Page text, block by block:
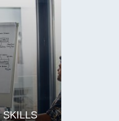
SKILLS